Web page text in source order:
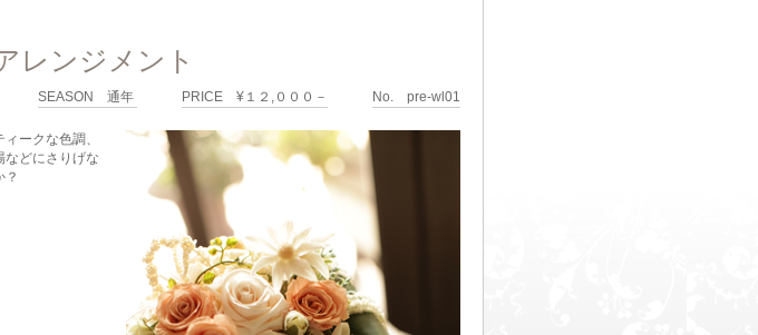
レンジメント
SEASON 通年 PRICE ¥１２,０００－ No. pre-wl01
ークな色調、
などにさりげな
？